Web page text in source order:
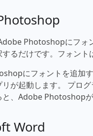
Photoshopにフォ
するだけです。フォン
にフォントを追加
が起動します。 プロ
と、Adobe Photoshop
Word